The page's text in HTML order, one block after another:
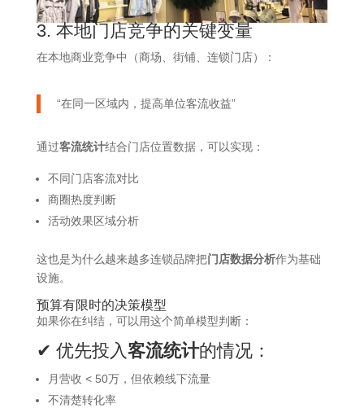
3. 本地门店竞争的关键变量
在本地商业竞争中（商场、街铺、连锁门店）：
“在同一区域内，提高单位客流收益”
通过客流统计结合门店位置数据，可以实现：
不同门店客流对比
商圈热度判断
活动效果区域分析
这也是为什么越来越多连锁品牌把门店数据分析作为基础
设施。
预算有限时的决策模型
如果你在纠结，可以用这个简单模型判断：
✔ 优先投入客流统计的情况：
月营收 < 50万，但依赖线下流量
不清楚转化率